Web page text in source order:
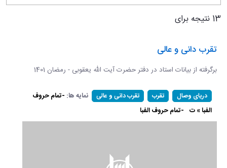
13 نتیجه برای
تقرب دانی و عالی
برگرفته از بیانات استاد در دفتر حضرت آیت الله یعقوبی - رمضان 1401
دریای وصال تقرب تقرب دانی و عالی نمایه ها: -تمام حروف
الفبا » ت -تمام حروف الفبا